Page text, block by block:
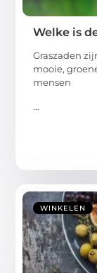
Welke is
Graszaden
mooie,
mensen
...
WINKELEN